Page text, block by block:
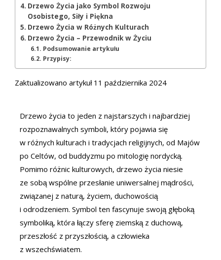
Drzewo Życia jako Symbol Rozwoju
Osobistego, Siły i Piękna
Drzewo Życia w Różnych Kulturach
Drzewo Życia – Przewodnik w Życiu
Podsumowanie artykułu
Przypisy:
Zaktualizowano artykuł 11 października 2024
Drzewo życia to jeden z najstarszych i najbardziej
rozpoznawalnych symboli, który pojawia się
w różnych kulturach i tradycjach religijnych, od Majów
po Celtów, od buddyzmu po mitologię nordycką.
Pomimo różnic kulturowych, drzewo życia niesie
ze sobą wspólne przesłanie uniwersalnej mądrości,
związanej z naturą, życiem, duchowością
i odrodzeniem. Symbol ten fascynuje swoją głęboką
symboliką, która łączy sferę ziemską z duchową,
przeszłość z przyszłością, a człowieka
z wszechświatem.